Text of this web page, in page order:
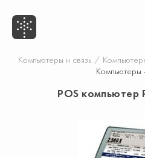
Компьютеры и связь /
Компьютеры
POS компьютер